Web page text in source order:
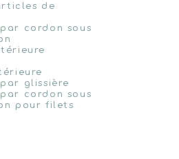
de
cordon sous
glissière
cordon sous
pour filets